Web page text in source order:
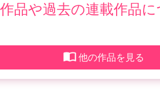
品や過去の連載作品
他の作品を見る